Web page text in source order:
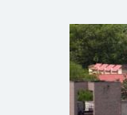
содержимому